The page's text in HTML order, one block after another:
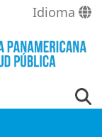
Idioma